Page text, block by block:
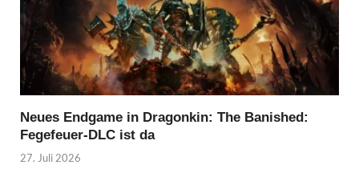
Neues Endgame in Dragonkin: The Banished:
Fegefeuer-DLC ist da
27. Juli 2026